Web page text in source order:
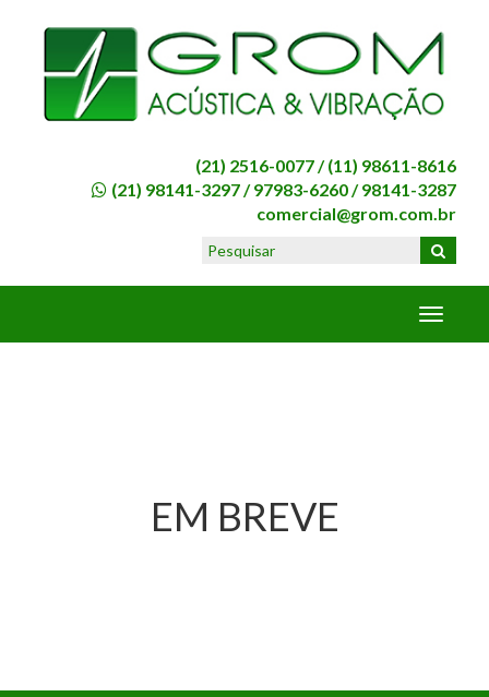
(21) 2516-0077 /(11) 98611-8616
(21) 98141-3297 /97983-6260 /98141-3287
comercial@grom.com.br
EM BREVE